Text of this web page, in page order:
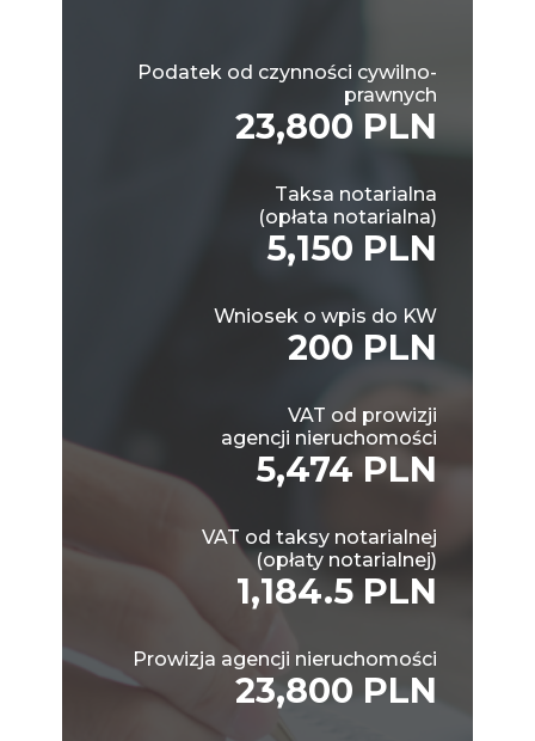
Podatek od czynności cywilno-
prawnych
23,800 PLN
Taksa notarialna
(opłata notarialna)
5,150 PLN
Wniosek o wpis do KW
200 PLN
VAT od prowizji
agencji nieruchomości
5,474 PLN
VAT od taksy notarialnej
(opłaty notarialnej)
1,184.5 PLN
Prowizja agencji nieruchomości
23,800 PLN